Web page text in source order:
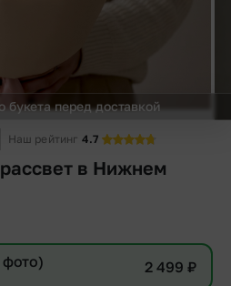
перед доставкой
Наш рейтинг 4.7
в Нижнем
фото) 2 499 ₽